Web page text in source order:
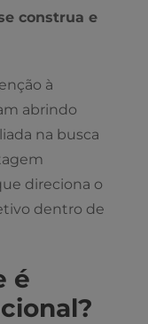
construa e
à
abrindo
na busca
direciona o
dentro de
é